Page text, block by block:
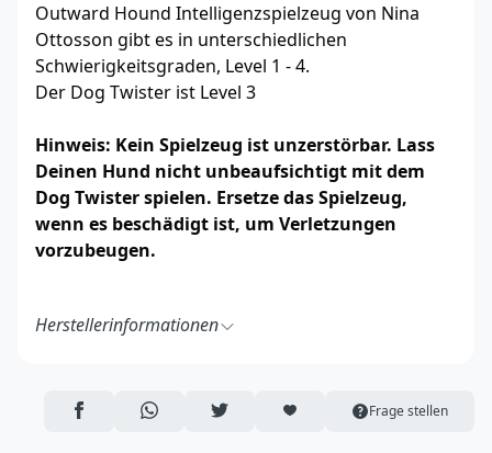
Outward Hound Intelligenzspielzeug von Nina
Ottosson gibt es in unterschiedlichen
Schwierigkeitsgraden, Level 1 - 4.
Der Dog Twister ist Level 3
Hinweis: Kein Spielzeug ist unzerstörbar. Lass
Deinen Hund nicht unbeaufsichtigt mit dem
Dog Twister spielen. Ersetze das Spielzeug,
wenn es beschädigt ist, um Verletzungen
vorzubeugen.
Herstellerinformationen
Bankliden 3A
691 32 Karlskoga
AUF FACEBOOK TEILEN
ÜBER WHATSAPP TEILEN
AUF TWITTER TEILENARTIKEL AUF DIE MERKLISTE
Frage stellen